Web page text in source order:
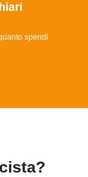
spendi